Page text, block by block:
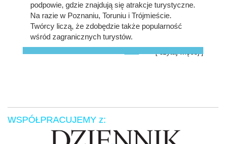
podpowie, gdzie znajdują się atrakcje turystyczne.
Na razie w Poznaniu, Toruniu i Trójmieście.
Twórcy liczą, że zdobędzie także popularność
wśród zagranicznych turystów.
WSPÓŁPRACUJEMY z: